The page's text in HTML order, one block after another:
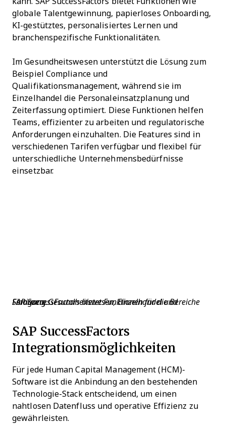
globale Talentgewinnung, papierloses Onboarding,
KI-gestütztes, personalisiertes Lernen und
branchenspezifische Funktionalitäten.
Im Gesundheitswesen unterstützt die Lösung zum
Beispiel Compliance und
Qualifikationsmanagement, während sie im
Einzelhandel die Personaleinsatzplanung und
Zeiterfassung optimiert. Diese Funktionen helfen
Teams, effizienter zu arbeiten und regulatorische
Anforderungen einzuhalten. Die Features sind in
verschiedenen Tarifen verfügbar und flexibel für
unterschiedliche Unternehmensbedürfnisse
einsetzbar.
SAP SuccessFactors bietet Funktionen für die Bereiche Finanzen, Gesundheitswesen, Einzelhandel und Fertigung.
SAP SuccessFactors
Integrationsmöglichkeiten
Für jede Human Capital Management (HCM)-
Software ist die Anbindung an den bestehenden
Technologie-Stack entscheidend, um einen
nahtlosen Datenfluss und operative Effizienz zu
gewährleisten.